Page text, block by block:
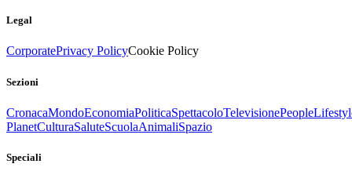
Legal
CorporatePrivacy PolicyCookie Policy
Sezioni
CronacaMondoEconomiaPoliticaSpettacoloTelevisionePeople
PlanetCulturaSaluteScuolaAnimaliSpazio
Speciali